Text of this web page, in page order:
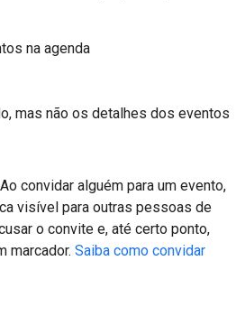
na agenda
mas não os detalhes dos eventos
convidar alguém para um evento,
visível para outras pessoas de
o convite e, até certo ponto,
marcador. Saiba como convidar